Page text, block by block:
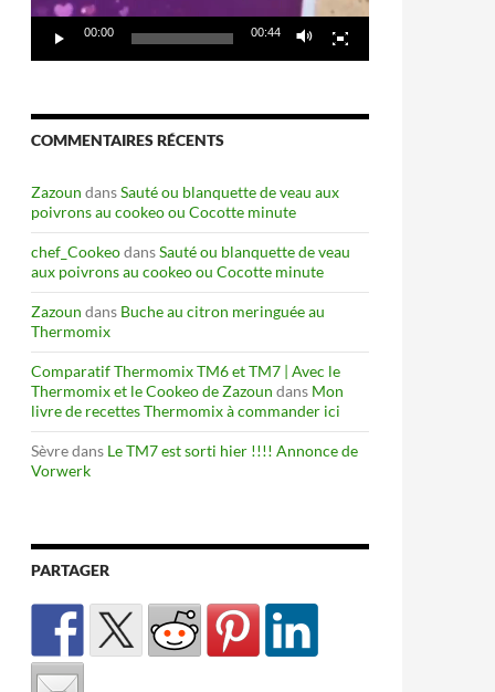
00:00 00:44
COMMENTAIRES RÉCENTS
Zazoun dansSauté ou blanquette de veau aux
poivrons au cookeo ou Cocotte minute
chef_CookeodansSauté ou blanquette de veau
aux poivrons au cookeo ou Cocotte minute
Zazoun dans Buche au citron meringuée au
Thermomix
Comparatif Thermomix TM6 et TM7 | Avec le
Thermomix et le Cookeo de Zazoun dans Mon
livre de recettes Thermomix à commander ici
Sèvredans Le TM7 est sorti hier !!!! Annonce de
Vorwerk
PARTAGER